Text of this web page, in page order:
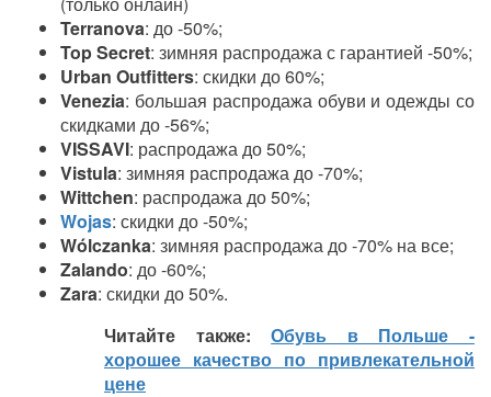
Terranova: до -50%;
Top Secret: зимняя распродажа с гарантией -50%;
Urban Outfitters: скидки до 60%;
Venezia: большая распродажа обуви и одежды со
скидками до -56%;
VISSAVI: распродажа до 50%;
Vistula: зимняя распродажа до -70%;
Wittchen: распродажа до 50%;
Wojas: скидки до -50%;
Wólczanka: зимняя распродажа до -70% на все;
Zalando: до -60%;
Zara: скидки до 50%.
Читайте также:Обувь в Польше -
хорошее качество по привлекательной
цене